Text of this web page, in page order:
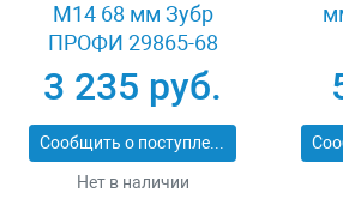
М14 68 мм Зубр
ПРОФИ 29865-68
3 235 руб.
Сообщить о поступлении
Нет в наличии